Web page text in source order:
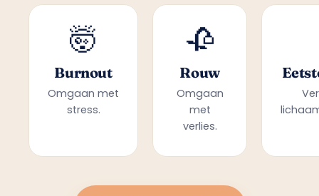
🤯
Burnout
Omgaan met
stress.
🥀
Rouw
Omgaan
met
verlies.